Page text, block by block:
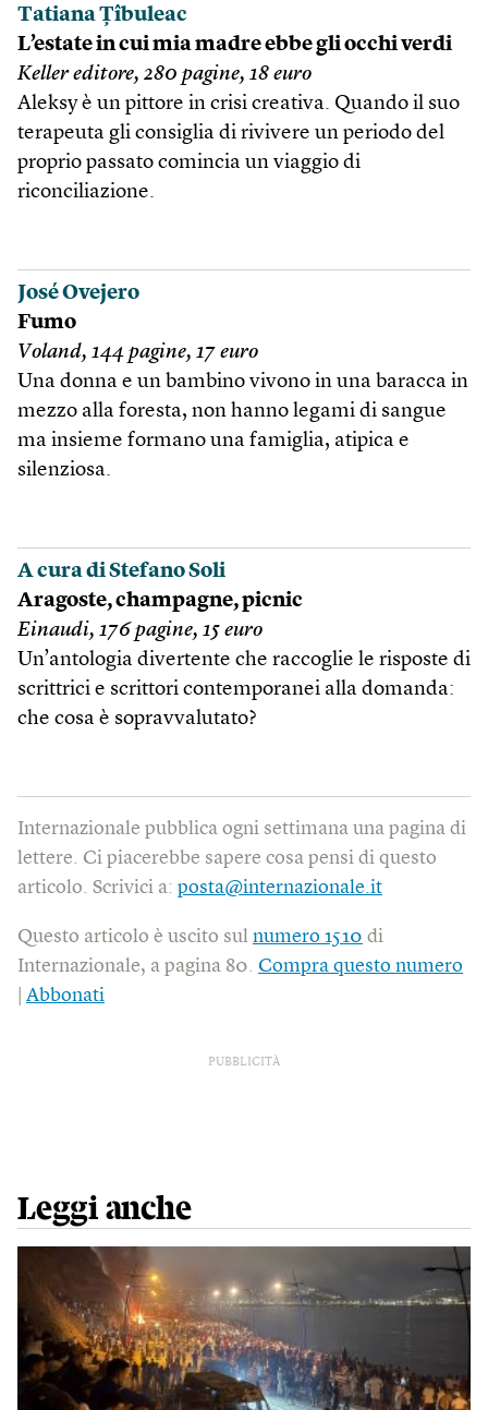
Tatiana Ţîbuleac
L’estate in cui mia madre ebbe gli occhi verdi
Keller editore, 280 pagine, 18 euro
Aleksy è un pittore in crisi creativa. Quando il suo
terapeuta gli consiglia di rivivere un periodo del
proprio passato comincia un viaggio di
riconciliazione.
José Ovejero
Fumo
Voland, 144 pagine, 17 euro
Una donna e un bambino vivono in una baracca in
mezzo alla foresta, non hanno legami di sangue
ma insieme formano una famiglia, atipica e
silenziosa.
A cura di Stefano Soli
Aragoste, champagne, picnic
Einaudi, 176 pagine, 15 euro
Un’antologia divertente che raccoglie le risposte di
scrittrici e scrittori contemporanei alla domanda:
che cosa è sopravvalutato?
Internazionale pubblica ogni settimana una pagina di
lettere. Ci piacerebbe sapere cosa pensi di questo
articolo. Scrivici a: posta@internazionale.it
Questo articolo è uscito sul numero 1510 di
Internazionale, a pagina 80. Compra questo numero
Abbonati
PUBBLICITÀ
Leggi anche